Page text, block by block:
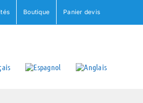
Boutique Panier devis